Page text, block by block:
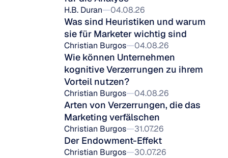
H.B. Duran 04.08.26
Was sind Heuristiken und warum
sie für Marketer wichtig sind
Christian Burgos 04.08.26
Wie können Unternehmen
kognitive Verzerrungen zu ihrem
Vorteil nutzen?
Christian Burgos 04.08.26
Arten von Verzerrungen, die das
Marketing verfälschen
Christian Burgos 31.07.26
Der Endowment-Effekt
Christian Burgos 30.07.26